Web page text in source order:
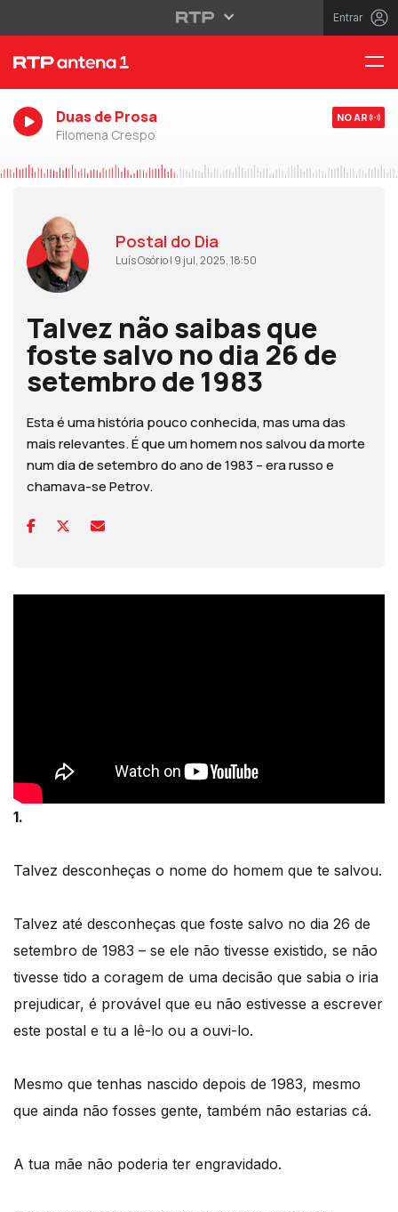
Entrar
Duas de Prosa
Filomena Crespo
NO AR
Postal do Dia
Luís Osório | 9 jul, 2025, 18:50
Talvez não saibas que
foste salvo no dia 26 de
setembro de 1983
Esta é uma história pouco conhecida, mas uma das
mais relevantes. É que um homem nos salvou da morte
num dia de setembro do ano de 1983 – era russo e
chamava-se Petrov.
1.
Talvez desconheças o nome do homem que te salvou.
Talvez até desconheças que foste salvo no dia 26 de
setembro de 1983 – se ele não tivesse existido, se não
tivesse tido a coragem de uma decisão que sabia o iria
prejudicar, é provável que eu não estivesse a escrever
este postal e tu a lê-lo ou a ouvi-lo.
Mesmo que tenhas nascido depois de 1983, mesmo
que ainda não fosses gente, também não estarias cá.
A tua mãe não poderia ter engravidado.